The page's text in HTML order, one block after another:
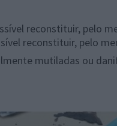
reconstituir, pelo
reconstituir, pelo
mutiladas ou